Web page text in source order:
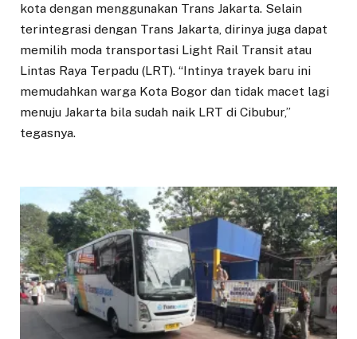
kota dengan menggunakan Trans Jakarta. Selain
terintegrasi dengan Trans Jakarta, dirinya juga dapat
memilih moda transportasi Light Rail Transit atau
Lintas Raya Terpadu (LRT). “Intinya trayek baru ini
memudahkan warga Kota Bogor dan tidak macet lagi
menuju Jakarta bila sudah naik LRT di Cibubur,’’
tegasnya.